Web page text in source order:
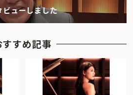
ビューしました
すすめ記事